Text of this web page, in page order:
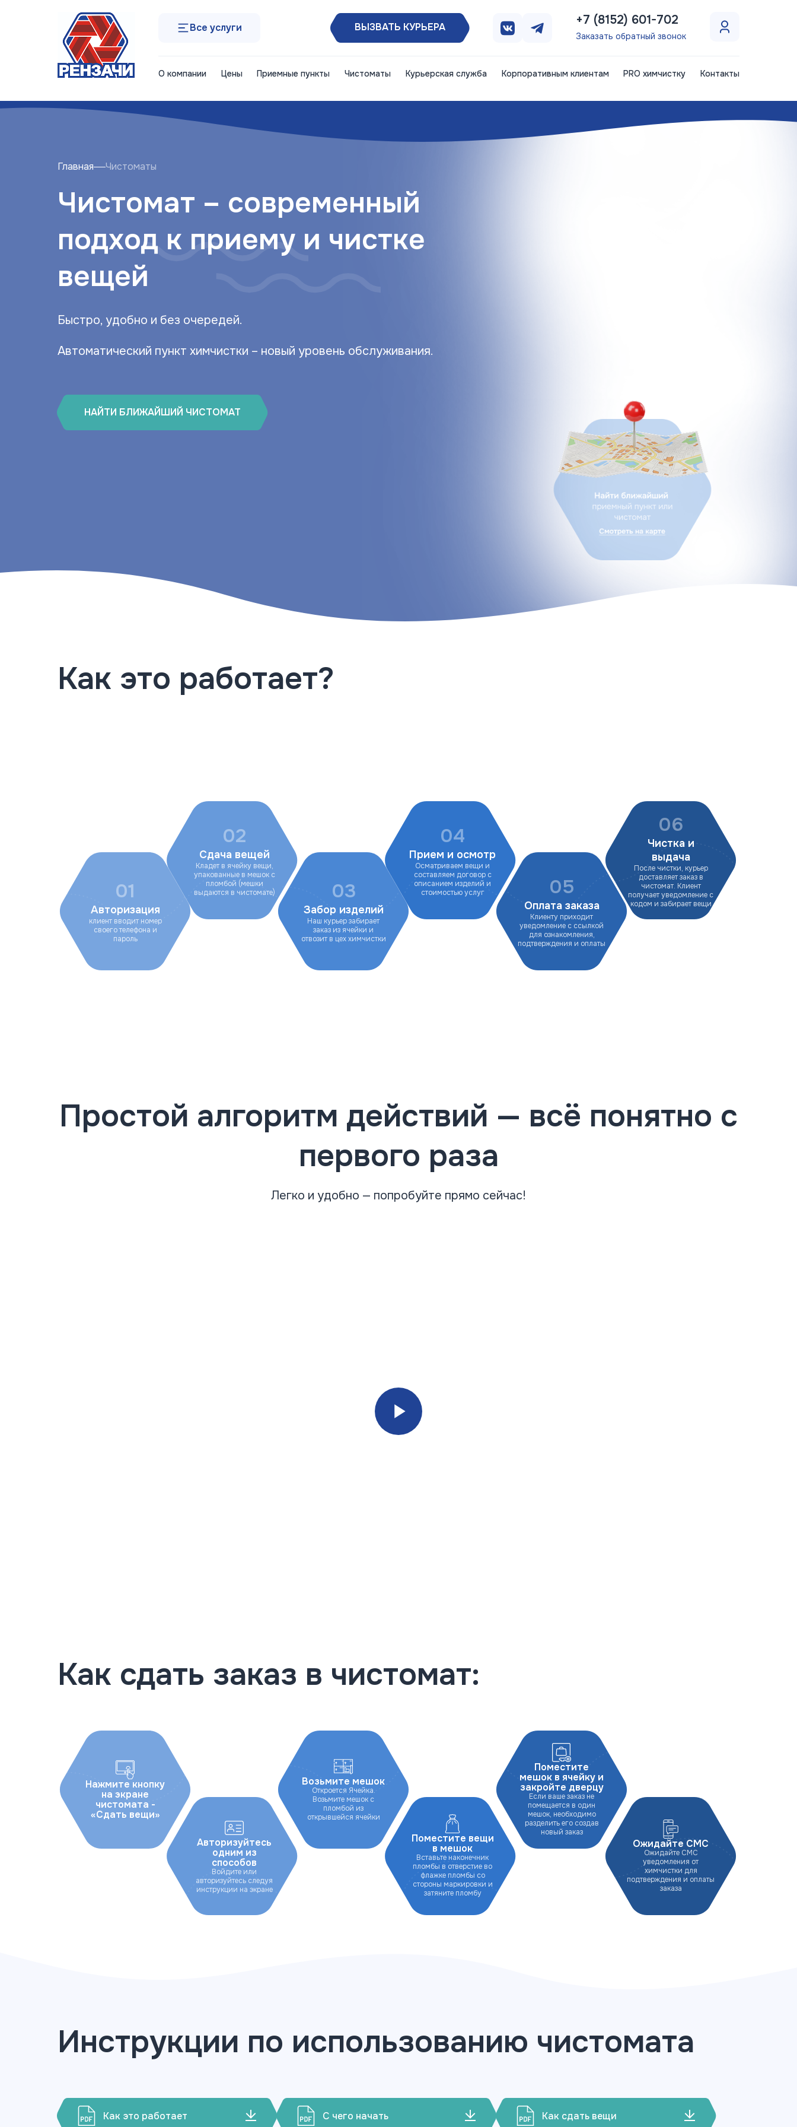
Все услуги ВЫЗВАТЬ КУРЬЕРА +7 (8152) 601-702
Заказать обратный звонок
О компании Цены Приемные пункты Чистоматы Курьерская служба Корпоративным клиентам PRO химчистку Контакты
Главная Чистоматы
Чистомат – современный
подход к приему и чистке
вещей
Быстро, удобно и без очередей.
Автоматический пункт химчистки – новый уровень обслуживания.
НАЙТИ БЛИЖАЙШИЙ ЧИСТОМАТ
Как это работает?
01
Авторизация
клиент вводит номер
своего телефона и
пароль
02
Сдача вещей
Кладет в ячейку вещи,
упакованные в мешок с
пломбой (мешки
выдаются в чистомате)
03
Забор изделий
Наш курьер забирает
заказ из ячейки и
отвозит в цех химчистки
04
Прием и осмотр
Осматриваем вещи и
составляем договор с
описанием изделий и
стоимостью услуг
05
Оплата заказа
Клиенту приходит
уведомление с ссылкой
для ознакомления,
подтверждения и оплаты
06
Чистка и
выдача
После чистки, курьер
доставляет заказ в
чистомат. Клиент
получает уведомление с
кодом и забирает вещи
Простой алгоритм действий — всё понятно с
первого раза
Легко и удобно — попробуйте прямо сейчас!
Как сдать заказ в чистомат:
Нажмите кнопку
на экране
чистомата -
«Сдать вещи»
Авторизуйтесь
одним из
способов
Войдите или
авторизуйтесь следуя
инструкции на экране
Возьмите мешок
Откроется Ячейка.
Возьмите мешок с
пломбой из
открывшейся ячейки
Поместите вещи
в мешок
Вставьте наконечник
пломбы в отверстие во
флажке пломбы со
стороны маркировки и
затяните пломбу
Поместите
мешок в ячейку и
закройте дверцу
Если ваше заказ не
помещается в один
мешок, необходимо
разделить его создав
новый заказ
Ожидайте СМС
Ожидайте СМС
уведомления от
химчистки для
подтверждения и оплаты
заказа
Инструкции по использованию чистомата
Как это работает С чего начать Как сдать вещи